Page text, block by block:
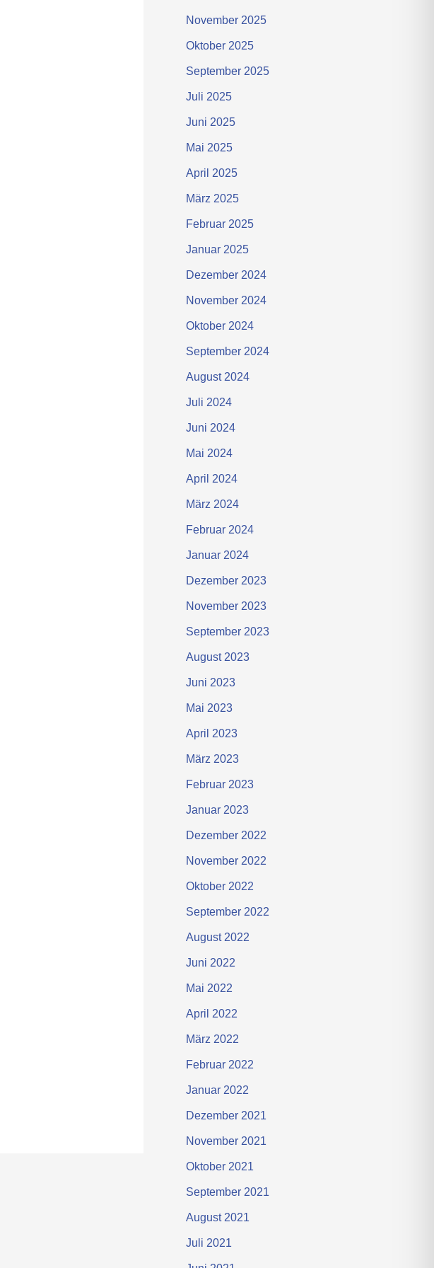
November 2025
Oktober 2025
September 2025
Juli 2025
Juni 2025
Mai 2025
April 2025
März 2025
Februar 2025
Januar 2025
Dezember 2024
November 2024
Oktober 2024
September 2024
August 2024
Juli 2024
Juni 2024
Mai 2024
April 2024
März 2024
Februar 2024
Januar 2024
Dezember 2023
November 2023
September 2023
August 2023
Juni 2023
Mai 2023
April 2023
März 2023
Februar 2023
Januar 2023
Dezember 2022
November 2022
Oktober 2022
September 2022
August 2022
Juni 2022
Mai 2022
April 2022
März 2022
Februar 2022
Januar 2022
Dezember 2021
November 2021
Oktober 2021
September 2021
August 2021
Juli 2021